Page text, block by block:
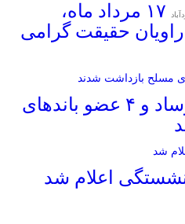
۱۷ مرداد ماه،
حقیقت گرامی
۲۱ عامل موساد و ۴ عضو باند‌های
اعلام شد